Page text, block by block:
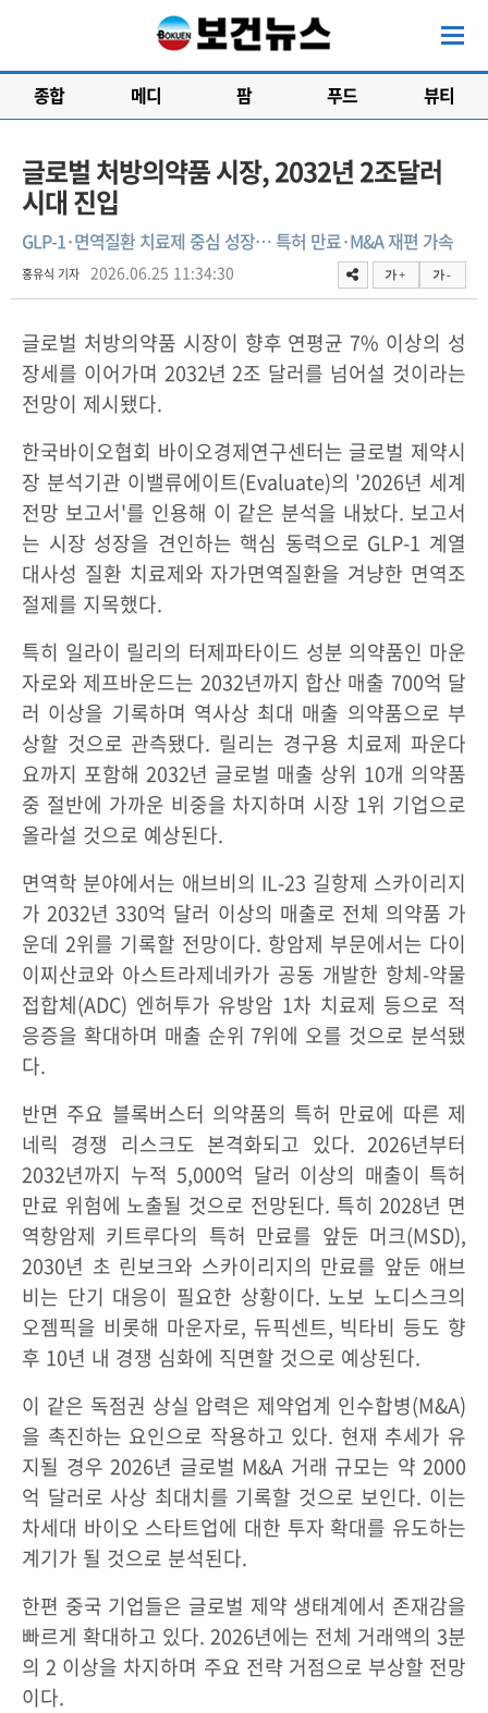
종합 메디 팜 푸드 뷰티
글로벌 처방의약품 시장, 2032년 2조달러
시대 진입
GLP-1·면역질환 치료제 중심 성장… 특허 만료·M&A 재편 가속
홍유식 기자 2026.06.25 11:34:30 가 + 가 -
글로벌 처방의약품 시장이 향후 연평균 7% 이상의 성
장세를 이어가며 2032년 2조 달러를 넘어설 것이라는
전망이 제시됐다.
한국바이오협회 바이오경제연구센터는 글로벌 제약시
장 분석기관 이밸류에이트(Evaluate)의 '2026년 세계
전망 보고서'를 인용해 이 같은 분석을 내놨다. 보고서
는 시장 성장을 견인하는 핵심 동력으로 GLP-1 계열
대사성 질환 치료제와 자가면역질환을 겨냥한 면역조
절제를 지목했다.
특히 일라이 릴리의 터제파타이드 성분 의약품인 마운
자로와 제프바운드는 2032년까지 합산 매출 700억 달
러 이상을 기록하며 역사상 최대 매출 의약품으로 부
상할 것으로 관측됐다. 릴리는 경구용 치료제 파운다
요까지 포함해 2032년 글로벌 매출 상위 10개 의약품
중 절반에 가까운 비중을 차지하며 시장 1위 기업으로
올라설 것으로 예상된다.
면역학 분야에서는 애브비의 IL-23 길항제 스카이리지
가 2032년 330억 달러 이상의 매출로 전체 의약품 가
운데 2위를 기록할 전망이다. 항암제 부문에서는 다이
이찌산쿄와 아스트라제네카가 공동 개발한 항체-약물
접합체(ADC) 엔허투가 유방암 1차 치료제 등으로 적
응증을 확대하며 매출 순위 7위에 오를 것으로 분석됐
다.
반면 주요 블록버스터 의약품의 특허 만료에 따른 제
네릭 경쟁 리스크도 본격화되고 있다. 2026년부터
2032년까지 누적 5,000억 달러 이상의 매출이 특허
만료 위험에 노출될 것으로 전망된다. 특히 2028년 면
역항암제 키트루다의 특허 만료를 앞둔 머크(MSD),
2030년 초 린보크와 스카이리지의 만료를 앞둔 애브
비는 단기 대응이 필요한 상황이다. 노보 노디스크의
오젬픽을 비롯해 마운자로, 듀픽센트, 빅타비 등도 향
후 10년 내 경쟁 심화에 직면할 것으로 예상된다.
이 같은 독점권 상실 압력은 제약업계 인수합병(M&A)
을 촉진하는 요인으로 작용하고 있다. 현재 추세가 유
지될 경우 2026년 글로벌 M&A 거래 규모는 약 2000
억 달러로 사상 최대치를 기록할 것으로 보인다. 이는
차세대 바이오 스타트업에 대한 투자 확대를 유도하는
계기가 될 것으로 분석된다.
한편 중국 기업들은 글로벌 제약 생태계에서 존재감을
빠르게 확대하고 있다. 2026년에는 전체 거래액의 3분
의 2 이상을 차지하며 주요 전략 거점으로 부상할 전망
이다.